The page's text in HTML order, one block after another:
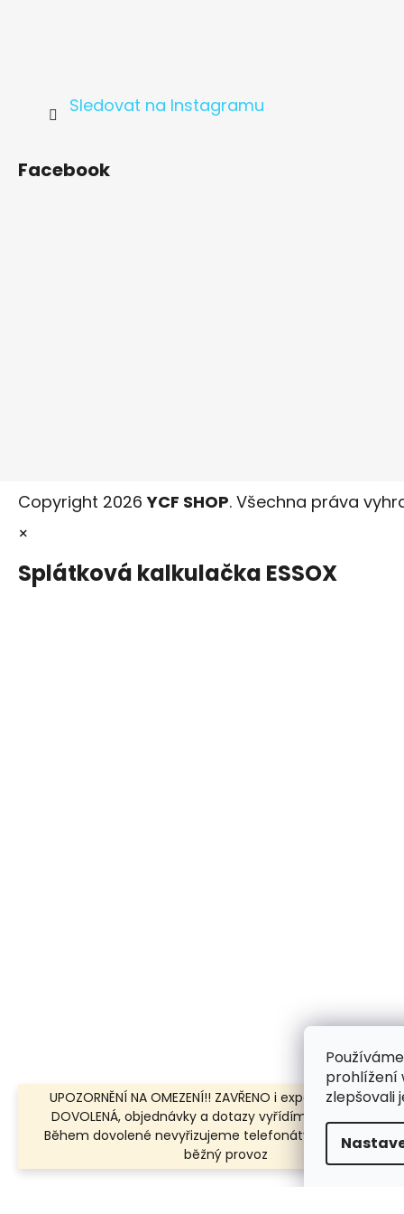
prohlížení
zlepšovali
UPOZORNĚNÍ NA OMEZENÍ!! ZAVŘENO i expedice | 31.7.-8.8.
DOVOLENÁ, objednávky a dotazy vyřídíme po dovolené.
Během dovolené nevyřizujeme telefonáty!!! | Ostatní dny
běžný provoz
Sledovat na Instagramu
Facebook
Copyright 2026YCF SHOP. Všechna práva
×
Splátková kalkulačka ESSOX